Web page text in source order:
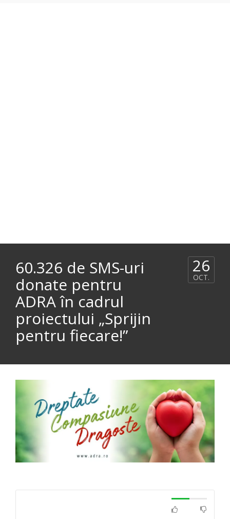
60.326 de SMS-uri
donate pentru
ADRA în cadrul
proiectului „Sprijin
pentru fiecare!”
26
OCT.